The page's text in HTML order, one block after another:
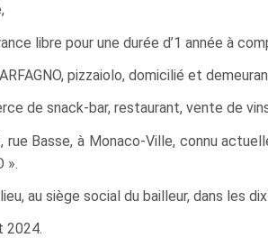
libre pour une durée d’1 année à
pizzaiolo, domicilié et
de snack-bar, restaurant, vente de
Basse, à Monaco-Ville, connu
».
au siège social du bailleur, dans les
2024.